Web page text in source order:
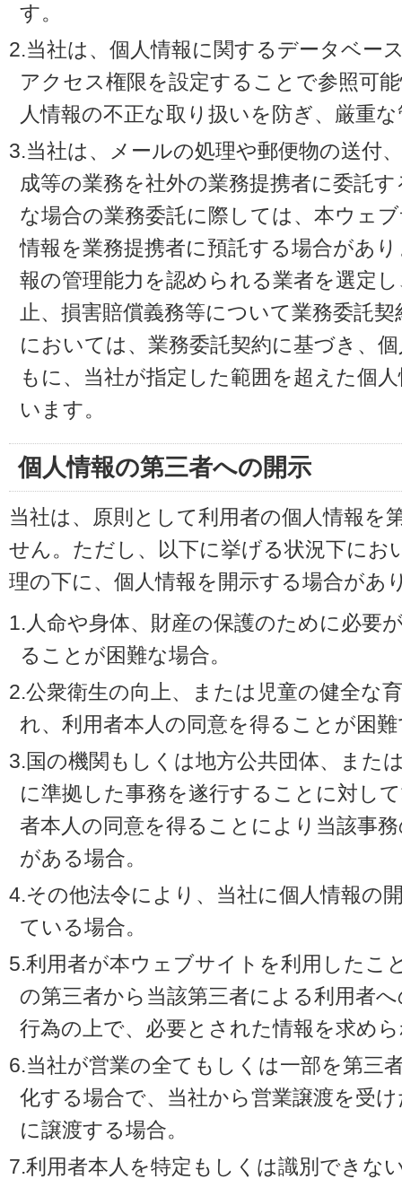
す。
2.当社は、個人情報に関するデータベー
アクセス権限を設定することで参照可
人情報の不正な取り扱いを防ぎ、厳重
3.当社は、メールの処理や郵便物の送付
成等の業務を社外の業務提携者に委託
な場合の業務委託に際しては、本ウェ
情報を業務提携者に預託する場合があ
報の管理能力を認められる業者を選定
止、損害賠償義務等について業務委託
においては、業務委託契約に基づき、
もに、当社が指定した範囲を超えた個
います。
個人情報の第三者への開示
当社は、原則として利用者の個人情報を
せん。ただし、以下に挙げる状況下にお
理の下に、個人情報を開示する場合があ
1.人命や身体、財産の保護のために必要
ることが困難な場合。
2.公衆衛生の向上、または児童の健全な
れ、利用者本人の同意を得ることが困
3.国の機関もしくは地方公共団体、また
に準拠した事務を遂行することに対し
者本人の同意を得ることにより当該事
がある場合。
4.その他法令により、当社に個人情報の
ている場合。
5.利用者が本ウェブサイトを利用したこ
の第三者から当該第三者による利用者
行為の上で、必要とされた情報を求め
6.当社が営業の全てもしくは一部を第三
化する場合で、当社から営業譲渡を受
に譲渡する場合。
7.利用者本人を特定もしくは識別できな